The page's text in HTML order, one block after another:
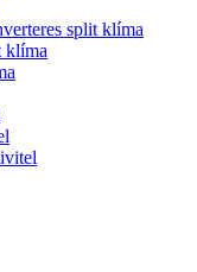
split klíma
klíma